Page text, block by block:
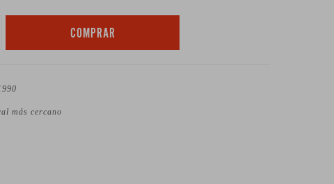
COMPRAR
más cercano